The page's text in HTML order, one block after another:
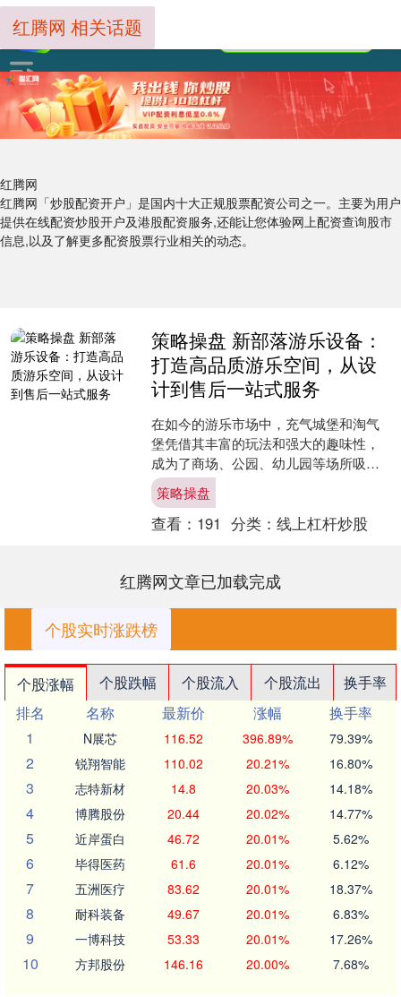
红腾网
红腾网「炒股配资开户」是国内十大正规股票配资公司之一。主要为用户
提供在线配资炒股开户及港股配资服务,还能让您体验网上配资查询股市
信息,以及了解更多配资股票行业相关的动态。
红腾网 相关话题
策略操盘 新部落游乐设备：
打造高品质游乐空间，从设
计到售后一站式服务
在如今的游乐市场中，充气城堡和淘气
堡凭借其丰富的玩法和强大的趣味性，
成为了商场、公园、幼儿园等场所吸引
人气的重要设施。而在众多游乐设备供
应商中策略操盘，新部落游....
策略操盘
查看： 191 分类： 线上杠杆炒股
红腾网文章已加载完成
个股实时涨跌榜
个股涨幅 个股跌幅 个股流入 个股流出
换手率
排名
名称 最新价 涨幅
换手率
1
N展芯 116.52 396.89% 79.39%
2 锐翔智能 110.02 20.21% 16.80%
3 志特新材 14.8 20.03% 14.18%
4 博腾股份 20.44 20.02% 14.77%
5 近岸蛋白 46.72 20.01% 5.62%
6 毕得医药 61.6 20.01% 6.12%
7 五洲医疗 83.62 20.01% 18.37%
8 耐科装备 49.67 20.01% 6.83%
9 一博科技 53.33 20.01% 17.26%
10 方邦股份 146.16 20.00% 7.68%